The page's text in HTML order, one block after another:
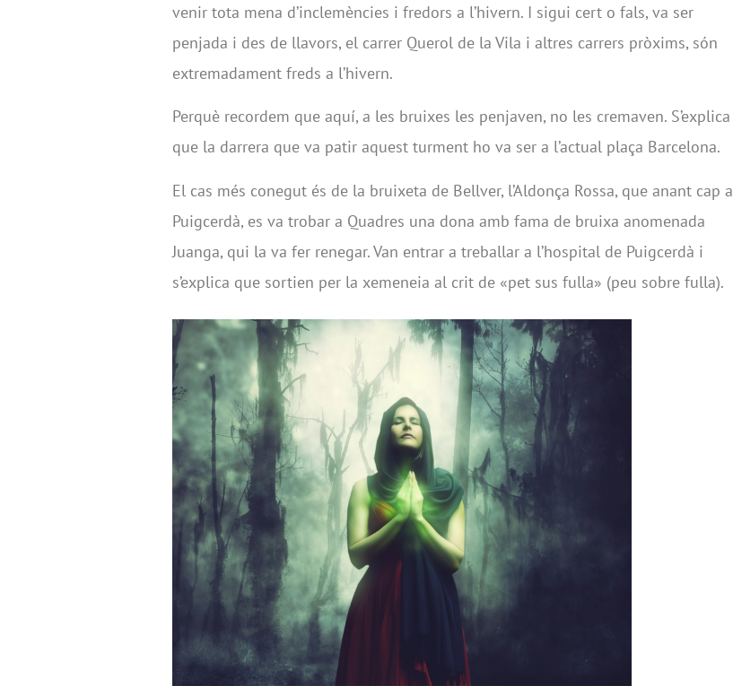
venir tota mena d’inclemències i fredors a l’hivern. I sigui cert o fals, va ser
penjada i des de llavors, el carrer Querol de la Vila i altres carrers pròxims, són
extremadament freds a l’hivern.
Perquè recordem que aquí, a les bruixes les penjaven, no les cremaven. S’explica
que la darrera que va patir aquest turment ho va ser a l’actual plaça Barcelona.
El cas més conegut és de la bruixeta de Bellver, l’Aldonça Rossa, que anant cap a
Puigcerdà, es va trobar a Quadres una dona amb fama de bruixa anomenada
Juanga, qui la va fer renegar. Van entrar a treballar a l’hospital de Puigcerdà i
s’explica que sortien per la xemeneia al crit de «pet sus fulla» (peu sobre fulla).